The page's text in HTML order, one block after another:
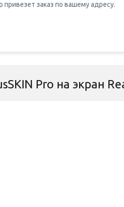
привезет заказ по вашему адресу.
Pro на экран